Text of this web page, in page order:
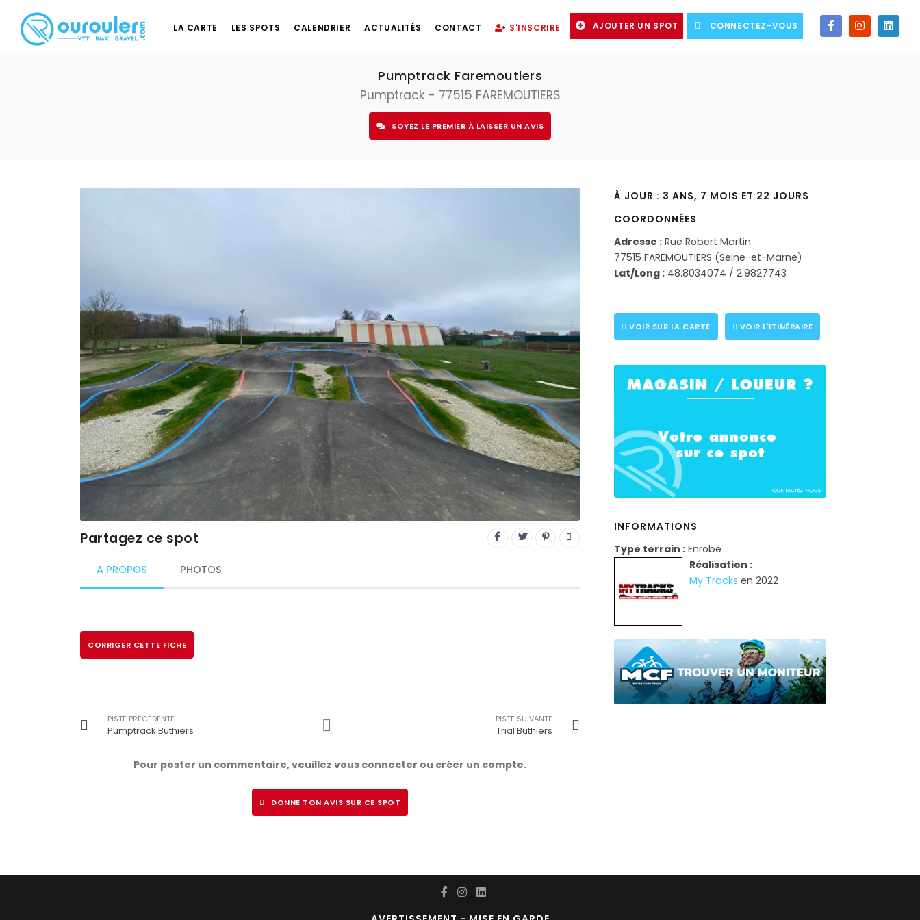
CONNECTEZ-VOUS
LA CARTE LES SPOTS CALENDRIER ACTUALITÉS CONTACT S'INSCRIRE AJOUTER UN SPOT CONNECTEZ-VOUS
Pumptrack Faremoutiers
Pumptrack - 77515 FAREMOUTIERS
SOYEZ LE PREMIER À LAISSER UN AVIS
Partagez ce spot
A PROPOS PHOTOS
CORRIGER CETTE FICHE
PISTE PRÉCÉDENTE
Pumptrack Buthiers
PISTE SUIVANTE
Trial Buthiers
Pour poster un commentaire, veuillez vous connecter ou créer un compte.
DONNE TON AVIS SUR CE SPOT
À JOUR : 3 ANS, 7 MOIS ET 22 JOURS
COORDONNÉES
Adresse : Rue Robert Martin
77515 FAREMOUTIERS (Seine-et-Marne)
Lat/Long : 48.8034074 / 2.9827743
VOIR SUR LA CARTE VOIR L'ITINÉRAIRE
INFORMATIONS
Type terrain : Enrobé
Réalisation :
My Tracks en 2022